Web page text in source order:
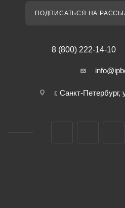
ПОДПИСАТЬСЯ НА
8 (800) 222-14-10
г. Санкт-